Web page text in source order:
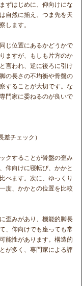
ずはじめに、仰向けにな
自然に揃え、つま先を天
します。
じ位置にあるかどうかで
ますが、もしも片方のか
言われ、逆に後ろに引け
の長さの不均衡や骨盤の
することが大切です。な
門家に委ねるのが良いで
チェック）
クすることが骨盤の歪み
仰向けに寝転び、かかと
べます。次に、ゆっくり
度、かかとの位置を比較
歪みがあり、機能的脚長
、仰向けでも座っても常
能性があります。構造的
が多く、専門家による評